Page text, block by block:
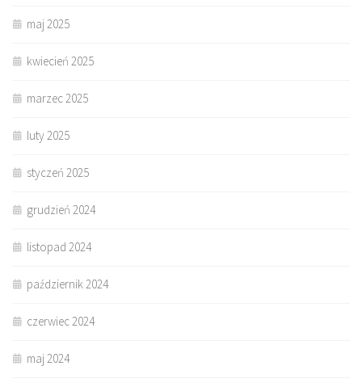
maj 2025
kwiecień 2025
marzec 2025
luty 2025
styczeń 2025
grudzień 2024
listopad 2024
październik 2024
czerwiec 2024
maj 2024